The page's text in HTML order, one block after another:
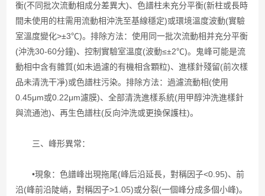
衡(不同批次流動相成分差異大)、色譜柱未充分平衡(新柱或長時
間未使用的柱需用流動相沖洗至基線穩定)或環境溫度波動(實驗
室溫度變化>±3℃)。排除方法：使用同一批次流動相并充分平衡
(沖洗30-60分鐘)、控制實驗室溫度(波動≤±2℃)。鬼峰可能是流
動相中含有雜質(如未過濾的有機相含顆粒)、進樣針殘留(前次樣
品未清洗干凈)或色譜柱污染。排除方法：過濾流動相(使用
0.45μm或0.22μm濾膜)、全部清洗進樣系統(用甲醇沖洗進樣針
與流通池)、再生色譜柱(反向沖洗或更換保護柱)。
三、峰形異常：
•現象：色譜峰出現拖尾(峰后沿延長，對稱因子<0.95)、前
沿(峰前沿陡峭，對稱因子>1.05)或分裂(一個峰分成多個小峰)。